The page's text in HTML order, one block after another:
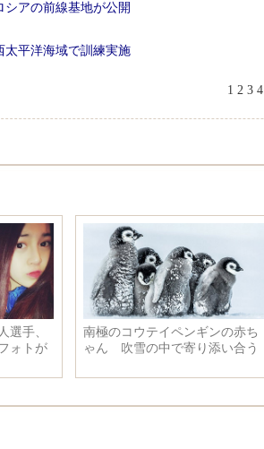
シアの前線基地が公開
太平洋海域で訓練実施
1 2 3 4
選手、
ォトが
南極のコウテイペンギンの赤ち
ゃん 吹雪の中で寄り添い合う